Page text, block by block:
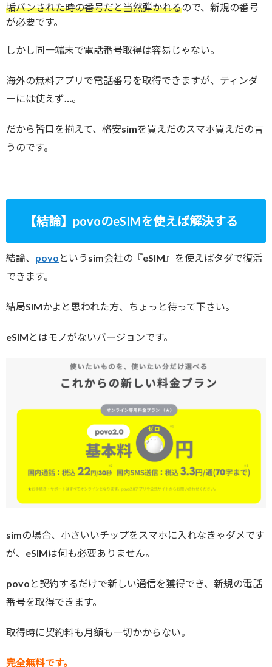
垢バンされた時の番号だと当然弾かれるので、新規の番号
が必要です。
しかし同一端末で電話番号取得は容易じゃない。
海外の無料アプリで電話番号を取得できますが、ティンダ
ーには使えず…。
だから皆口を揃えて、格安simを買えだのスマホ買えだの言
うのです。
【結論】povoのeSIMを使えば解決する
結論、 povo というsim会社の『eSIM』を使えばタダで復活
できます。
結局SIMかよと思われた方、ちょっと待って下さい。
eSIMとはモノがないバージョンです。
simの場合、小さいいチップをスマホに入れなきゃダメです
が、eSIMは何も必要ありません。
povoと契約するだけで新しい通信を獲得でき、新規の電話
番号を取得できます。
取得時に契約料も月額も一切かからない。
完全無料です。